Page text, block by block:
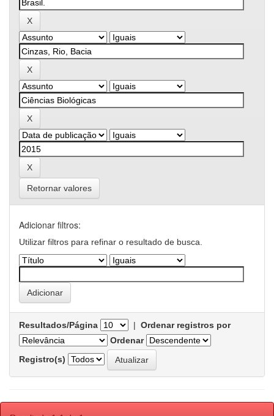
Retornar valores
Adicionar filtros:
Utilizar filtros para refinar o resultado de busca.
Resultados/Página | Ordenar registros por
Ordenar
Registro(s)